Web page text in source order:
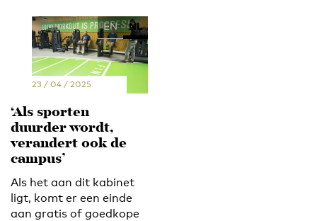
EN NL
23 / 04 / 2025
‘Als sporten
duurder wordt,
verandert ook de
campus’
Als het aan dit kabinet
ligt, komt er een einde
aan gratis of goedkope